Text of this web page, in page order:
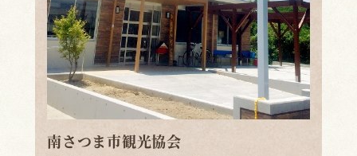
南さつま市観光協会